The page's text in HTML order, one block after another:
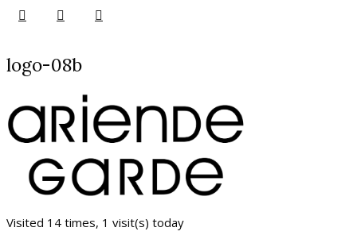
logo-08b
Visited 14 times, 1 visit(s) today